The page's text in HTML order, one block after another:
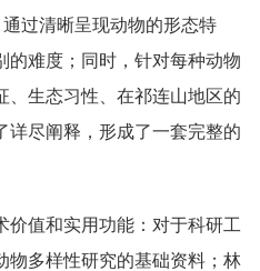
过清晰呈现动物的形态特
的难度；同时，针对每种动物
、生态习性、在祁连山地区的
详尽阐释，形成了一套完整的
价值和实用功能：对于科研工
物多样性研究的基础资料；林